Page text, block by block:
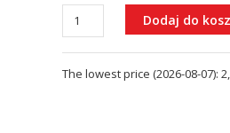
ilość
Y
Termostatyczny
system
Dodaj do
The lowest price (2026-08-07):